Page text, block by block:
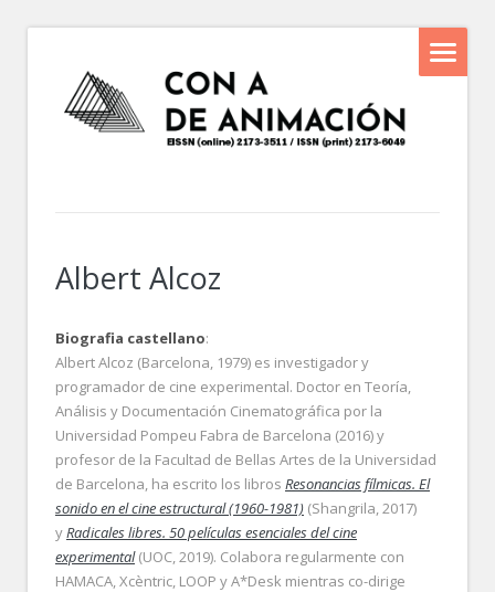
Albert Alcoz
Biografia castellano:
Albert Alcoz (Barcelona, 1979) es investigador y
programador de cine experimental. Doctor en Teoría,
Análisis y Documentación Cinematográfica por la
Universidad Pompeu Fabra de Barcelona (2016) y
profesor de la Facultad de Bellas Artes de la Universidad
de Barcelona, ha escrito los libros Resonancias fílmicas. El
sonido en el cine estructural (1960-1981) (Shangrila, 2017)
yRadicales libres. 50 películas esenciales del cine
experimental(UOC, 2019). Colabora regularmente con
HAMACA, Xcèntric, LOOP y A*Desk mientras co-dirige